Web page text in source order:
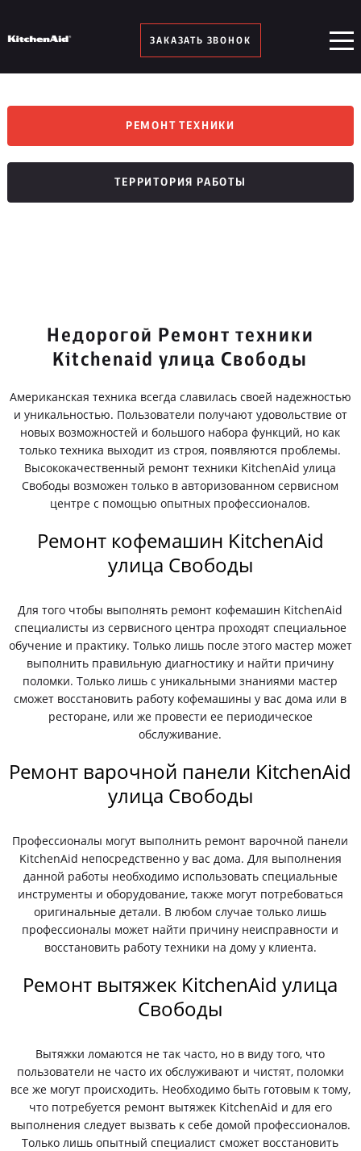
ЗАКАЗАТЬ ЗВОНОК
РЕМОНТ ТЕХНИКИ
ТЕРРИТОРИЯ РАБОТЫ
Недорогой Ремонт техники
Kitchenaid улица Свободы
Американская техника всегда славилась своей надежностью
и уникальностью. Пользователи получают удовольствие от
новых возможностей и большого набора функций, но как
только техника выходит из строя, появляются проблемы.
Высококачественный ремонт техники KitchenAid улица
Свободы возможен только в авторизованном сервисном
центре с помощью опытных профессионалов.
Ремонт кофемашин KitchenAid
улица Свободы
Для того чтобы выполнять ремонт кофемашин KitchenAid
специалисты из сервисного центра проходят специальное
обучение и практику. Только лишь после этого мастер может
выполнить правильную диагностику и найти причину
поломки. Только лишь с уникальными знаниями мастер
сможет восстановить работу кофемашины у вас дома или в
ресторане, или же провести ее периодическое
обслуживание.
Ремонт варочной панели KitchenAid
улица Свободы
Профессионалы могут выполнить ремонт варочной панели
KitchenAid непосредственно у вас дома. Для выполнения
данной работы необходимо использовать специальные
инструменты и оборудование, также могут потребоваться
оригинальные детали. В любом случае только лишь
профессионалы может найти причину неисправности и
восстановить работу техники на дому у клиента.
Ремонт вытяжек KitchenAid улица
Свободы
Вытяжки ломаются не так часто, но в виду того, что
пользователи не часто их обслуживают и чистят, поломки
все же могут происходить. Необходимо быть готовым к тому,
что потребуется ремонт вытяжек KitchenAid и для его
выполнения следует вызвать к себе домой профессионалов.
Только лишь опытный специалист сможет восстановить